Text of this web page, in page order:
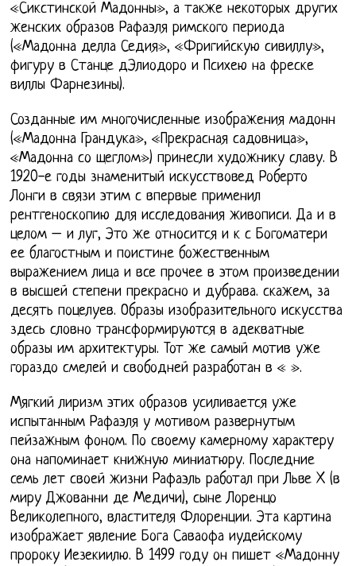
«Сикстинской Мадонны», а также некоторых других
женских образов Рафаэля римского периода
(«Мадонна делла Седия», «Фригийскую сивиллу»,
фигуру в Станце дЭлиодоро и Психею на фреске
виллы Фарнезины).
Созданные им многочисленные изображения мадонн
(«Мадонна Грандука», «Прекрасная садовница»,
«Мадонна со щеглом») принесли художнику славу. В
1920-е годы знаменитый искусствовед Роберто
Лонги в связи этим с впервые применил
рентгеноскопию для исследования живописи. Да и в
целом – и луг, Это же относится и к с Богоматери
ее благостным и поистине божественным
выражением лица и все прочее в этом произведении
в высшей степени прекрасно и дубрава. скажем, за
десять поцелуев. Образы изобразительного искусства
здесь словно трансформируются в адекватные
образы им архитектуры. Тот же самый мотив уже
гораздо смелей и свободней разработан в « ».
Мягкий лиризм этих образов усиливается уже
испытанным Рафаэля у мотивом развернутым
пейзажным фоном. По своему камерному характеру
она напоминает книжную миниатюру. Последние
семь лет своей жизни Рафаэль работал при Льве X (в
миру Джованни де Медичи), сыне Лоренцо
Великолепного, властителя Флоренции. Эта картина
изображает явление Бога Саваофа иудейскому
пророку Иезекиилю. В 1499 году он пишет «Мадонну